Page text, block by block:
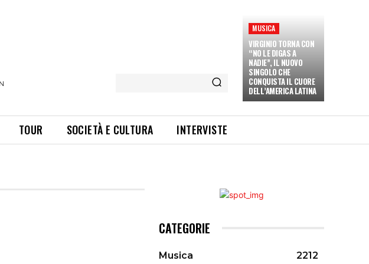
MUSICA
VIRGINIO TORNA CON
“NO LE DIGAS A
NADIE”, IL NUOVO
SINGOLO CHE
CONQUISTA IL CUORE
DELL’AMERICA LATINA
TOUR SOCIETÀ E CULTURA INTERVISTE
CATEGORIE
Musica
2212